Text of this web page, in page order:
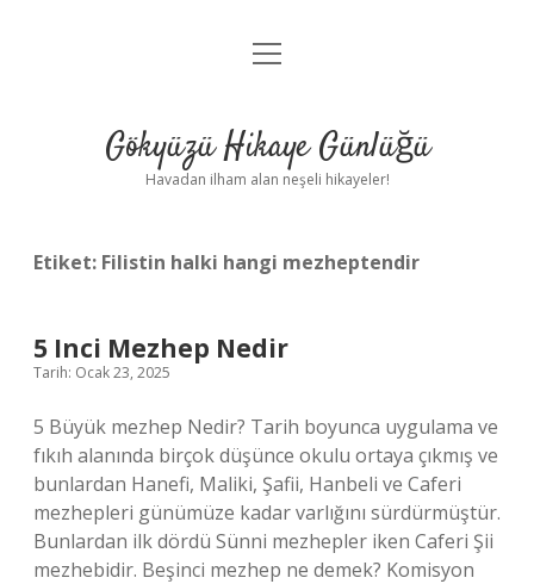
Anasayfa
Yasal Uyarı
menüyü
Gökyüzü Hikaye Günlüğü
Havadan ilham alan neşeli hikayeler!
Etiket: Filistin halki hangi mezheptendir
5 Inci Mezhep Nedir
Tarih: Ocak 23, 2025
5 Büyük mezhep Nedir? Tarih boyunca uygulama ve
fıkıh alanında birçok düşünce okulu ortaya çıkmış ve
bunlardan Hanefi, Maliki, Şafii, Hanbeli ve Caferi
mezhepleri günümüze kadar varlığını sürdürmüştür.
Bunlardan ilk dördü Sünni mezhepler iken Caferi Şii
mezhebidir. Beşinci mezhep ne demek? Komisyon